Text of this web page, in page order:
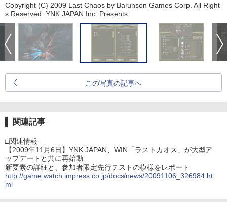
Copyright (C) 2009 Last Chaos by Barunson Games Corp. All Right
s Reserved. YNK JAPAN Inc. Presents
この写真の記事へ
関連記事
□関連情報
【2009年11月6日】YNK JAPAN、WIN「ラストカオス」が大型ア
ップデートと共に再始動
新要素の詳細と、参加者限定先行テストの模様をレポート
http://game.watch.impress.co.jp/docs/news/20091106_326984.ht
ml